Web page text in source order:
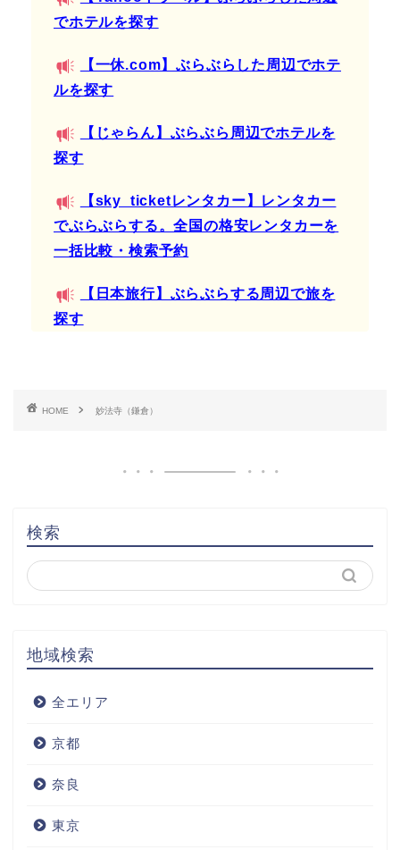
でホテルを探す
【一休.com】ぶらぶらした周辺でホテ
ルを探す
【じゃらん】ぶらぶら周辺でホテルを
探す
【sky_ticketレンタカー】レンタカー
でぶらぶらする。全国の格安レンタカーを
一括比較・検索予約
【日本旅行】ぶらぶらする周辺で旅を
探す
HOME 妙法寺（鎌倉）
検索
地域検索
全エリア
京都
奈良
東京